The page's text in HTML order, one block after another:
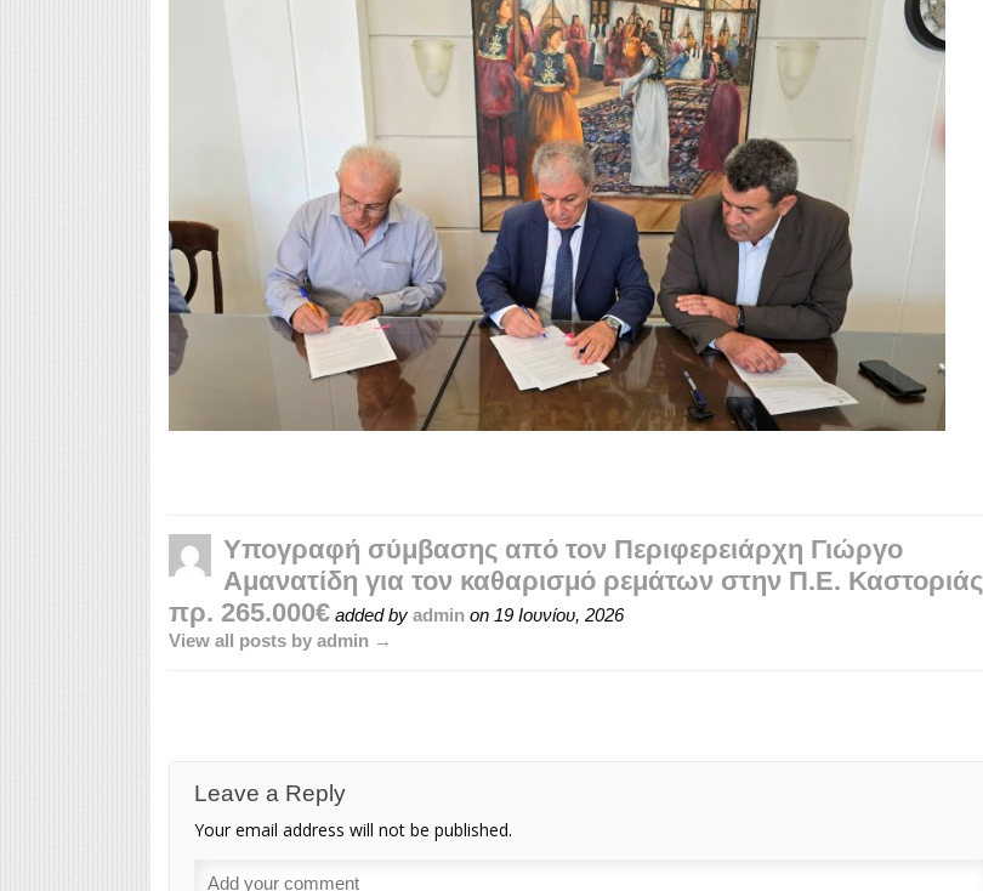
Υπογραφή σύμβασης από τον Περιφερειάρχη Γιώργο
Αμανατίδη για τον καθαρισμό ρεμάτων στην Π.Ε. Καστοριάς
πρ. 265.000€added by adminon 19 Ιουνίου, 2026
View all posts by admin →
Leave a Reply
Your email address will not be published.